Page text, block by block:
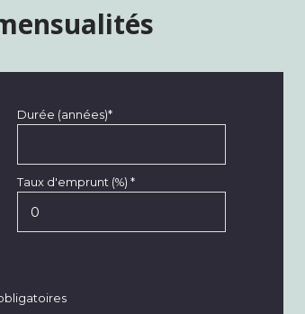
Durée (années)*
Taux d'emprunt (%) *